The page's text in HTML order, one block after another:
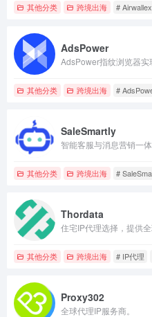
其他分类 跨境出海 # Airwallex
AdsPower
AdsPower指纹浏览器实
其他分类 跨境出海 #
SaleSmartly
智能客服与消息营销一
其他分类 跨境出海 #
Thordata
住宅IP代理选择，提供全
其他分类 跨境出海 # IP代理
Proxy302
全球代理IP服务商。